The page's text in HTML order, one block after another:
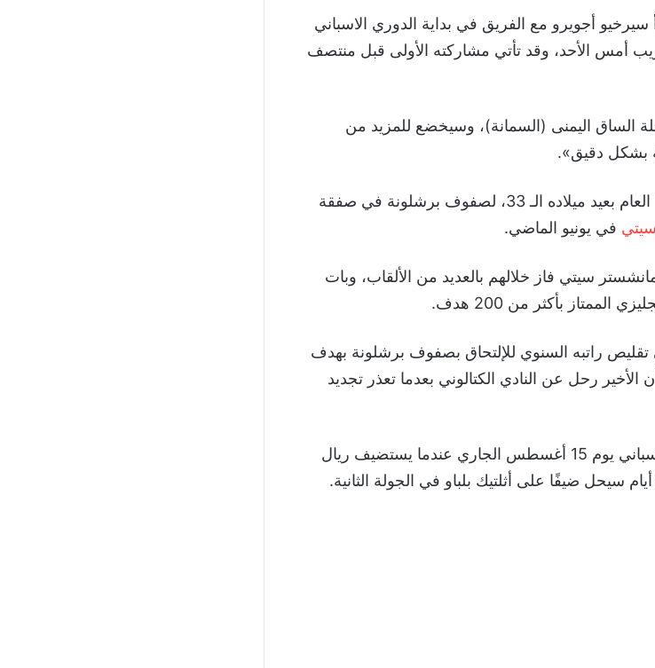
أجويرو مع الفريق في بداية الدوري الاسباني
أمس الأحد، وقد تأتي مشاركته الأولى قبل منتصف
اليمنى (السمانة)، وسيخضع للمزيد من
بشكل دقيق».
وانضم سيرخيو أجويرو الذي يحتفل هذا العام بعيد ميلاده الـ 33، لصفوف برشلونة في صفقة
في يونيو الماضي.
صفوف مانشستر سيتي فاز خلالهم بالعديد من الألقاب، وبات
بأكثر من 200 هدف.
تقليص راتبه السنوي للإلتحاق بصفوف برشلونة بهدف
الأخير رحل عن النادي الكتالوني بعدما تعذر تجديد
ويفتتح برشلونة مبارياته في الدوري الاسباني يوم 15 أغسطس الجاري عندما يستضيف ريال